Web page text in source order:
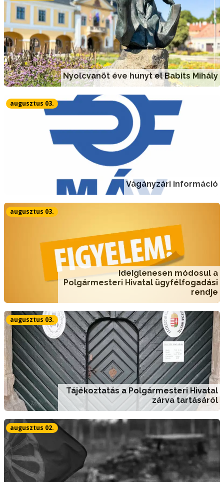
Nyolcvanöt éve hunyt el Babits Mihály
Vágányzári információ
augusztus 03.
Ideiglenesen módosul a
Polgármesteri Hivatal ügyfélfogadási
rendje
augusztus 03.
Tájékoztatás a Polgármesteri Hivatal
zárva tartásáról
augusztus 03.
augusztus 02.